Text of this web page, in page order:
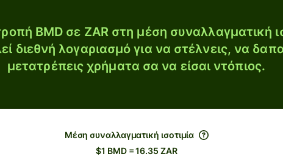
BMD σε ZAR στη μέση συναλλαγματική
διεθνή λογαριασμό για να στέλνεις, να
μετατρέπεις χρήματα σα να είσαι ντόπιος.
Μέση συναλλαγματική ισοτιμία
$1 BMD = 16.35 ZAR